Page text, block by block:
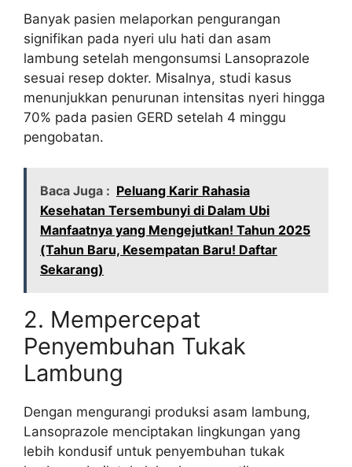
Banyak pasien melaporkan pengurangan
signifikan pada nyeri ulu hati dan asam
lambung setelah mengonsumsi Lansoprazole
sesuai resep dokter. Misalnya, studi kasus
menunjukkan penurunan intensitas nyeri hingga
70% pada pasien GERD setelah 4 minggu
pengobatan.
Baca Juga : Peluang Karir Rahasia
Kesehatan Tersembunyi di Dalam Ubi
Manfaatnya yang Mengejutkan! Tahun 2025
(Tahun Baru, Kesempatan Baru! Daftar
Sekarang)
2. Mempercepat
Penyembuhan Tukak
Lambung
Dengan mengurangi produksi asam lambung,
Lansoprazole menciptakan lingkungan yang
lebih kondusif untuk penyembuhan tukak